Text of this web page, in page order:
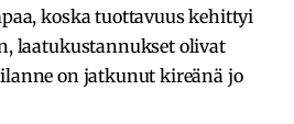
koska tuottavuus kehittyi
laatukustannukset olivat
on jatkunut kireänä jo